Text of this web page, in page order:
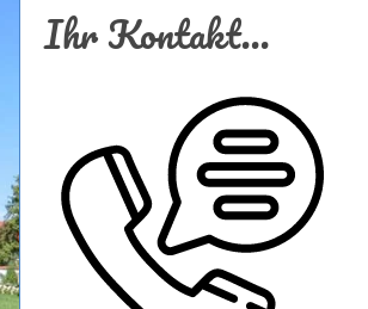
Ihr Kontakt...